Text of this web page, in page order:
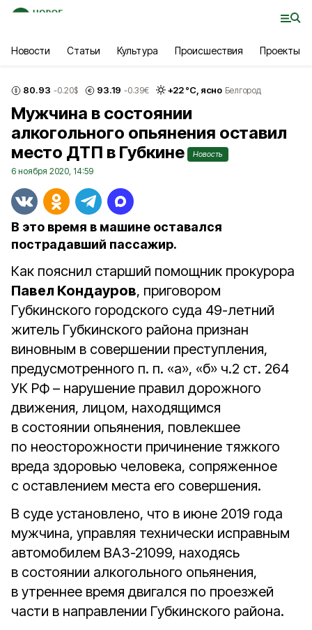
Новости Статьи Культура Происшествия Проекты
80.93 -0.20$ 93.19 -0.39€ +22°С, ясно Белгород
Мужчина в состоянии
алкогольного опьянения оставил
место ДТП в Губкине
Новость
6 ноября 2020, 14:59
В это время в машине оставался
пострадавший пассажир.
Как пояснил старший помощник прокурора
Павел Кондауров, приговором
Губкинского городского суда 49-летний
житель Губкинского района признан
виновным в совершении преступления,
предусмотренного п. п. «а», «б» ч.2 ст. 264
УК РФ – нарушение правил дорожного
движения, лицом, находящимся
в состоянии опьянения, повлекшее
по неосторожности причинение тяжкого
вреда здоровью человека, сопряженное
с оставлением места его совершения.
В суде установлено, что в июне 2019 года
мужчина, управляя технически исправным
автомобилем ВАЗ-21099, находясь
в состоянии алкогольного опьянения,
в утреннее время двигался по проезжей
части в направлении Губкинского района.